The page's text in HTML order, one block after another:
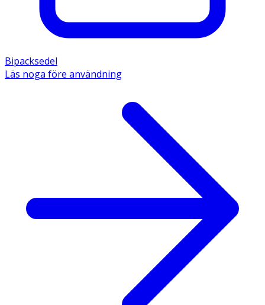
Bipacksedel
Läs noga före användning